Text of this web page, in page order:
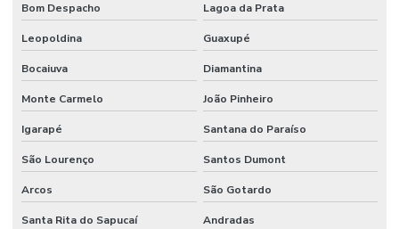
Bom Despacho Lagoa da Prata
Leopoldina Guaxupé
Bocaiuva Diamantina
Monte Carmelo João Pinheiro
Igarapé Santana do Paraíso
São Lourenço Santos Dumont
Arcos São Gotardo
Santa Rita do Sapucaí Andradas